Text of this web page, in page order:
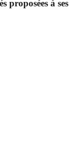
proposées à ses